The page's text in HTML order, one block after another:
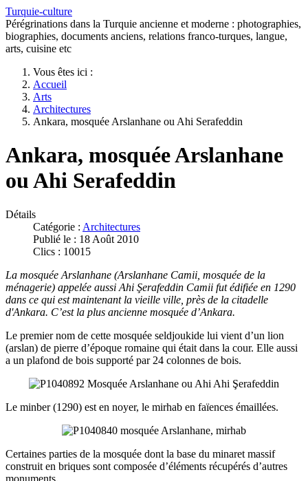
Turquie-culture
Pérégrinations dans la Turquie ancienne et moderne : photographies,
biographies, documents anciens, relations franco-turques, langue,
arts, cuisine etc
Vous êtes ici :
Accueil
Arts
Architectures
Ankara, mosquée Arslanhane ou Ahi Serafeddin
Ankara, mosquée Arslanhane
ou Ahi Serafeddin
Détails
Catégorie : Architectures
Publié le : 18 Août 2010
Clics : 10015
La mosquée Arslanhane (Arslanhane Camii, mosquée de la
ménagerie) appelée aussi Ahi Şerafeddin Camii fut édifiée en 1290
dans ce qui est maintenant la vieille ville, près de la citadelle
d'Ankara. C’est la plus ancienne mosquée d’Ankara.
Le premier nom de cette mosquée seldjoukide lui vient d’un lion
(arslan) de pierre d’époque romaine qui était dans la cour. Elle aussi
a un plafond de bois supporté par 24 colonnes de bois.
Le minber (1290) est en noyer, le mirhab en faïences émaillées.
Certaines parties de la mosquée dont la base du minaret massif
construit en briques sont composée d’éléments récupérés d’autres
monuments.